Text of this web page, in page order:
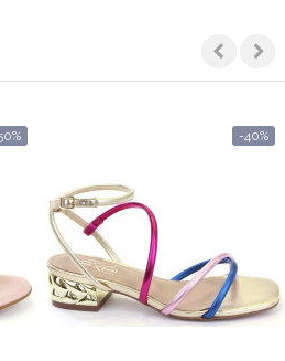
-40%